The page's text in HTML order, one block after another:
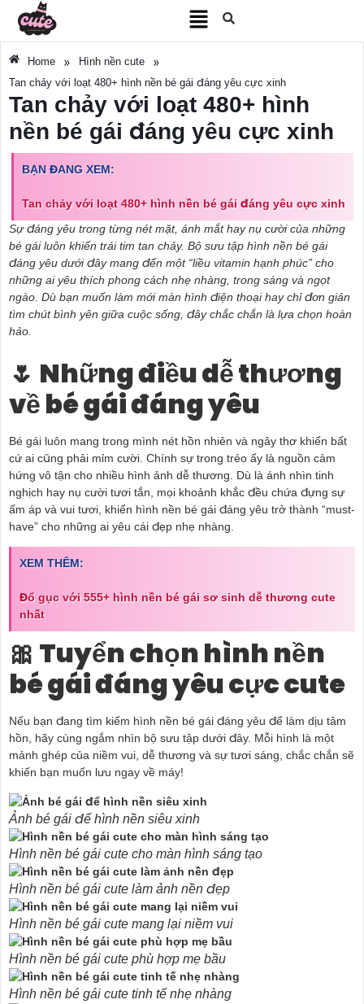
Home » Hình nền cute »
Tan chảy với loạt 480+ hình nền bé gái đáng yêu cực xinh
Tan chảy với loạt 480+ hình
nền bé gái đáng yêu cực xinh
BẠN ĐANG XEM:
Tan chảy với loạt 480+ hình nền bé gái đáng yêu cực xinh
Sự đáng yêu trong từng nét mặt, ánh mắt hay nụ cười của những
bé gái luôn khiến trái tim tan chảy. Bộ sưu tập hình nền bé gái
đáng yêu dưới đây mang đến một “liều vitamin hạnh phúc” cho
những ai yêu thích phong cách nhẹ nhàng, trong sáng và ngọt
ngào. Dù bạn muốn làm mới màn hình điện thoại hay chỉ đơn giản
tìm chút bình yên giữa cuộc sống, đây chắc chắn là lựa chọn hoàn
hảo.
🌷 Những điều dễ thương
về bé gái đáng yêu
Bé gái luôn mang trong mình nét hồn nhiên và ngây thơ khiến bất
cứ ai cũng phải mỉm cười. Chính sự trong trẻo ấy là nguồn cảm
hứng vô tận cho nhiều hình ảnh dễ thương. Dù là ánh nhìn tinh
nghịch hay nụ cười tươi tắn, mọi khoảnh khắc đều chứa đựng sự
ấm áp và vui tươi, khiến hình nền bé gái đáng yêu trở thành “must-
have” cho những ai yêu cái đẹp nhẹ nhàng.
XEM THÊM:
Đổ gục với 555+ hình nền bé gái sơ sinh dễ thương cute
nhất
🎀 Tuyển chọn hình nền
bé gái đáng yêu cực cute
Nếu bạn đang tìm kiếm hình nền bé gái đáng yêu để làm dịu tâm
hồn, hãy cùng ngắm nhìn bộ sưu tập dưới đây. Mỗi hình là một
mảnh ghép của niềm vui, dễ thương và sự tươi sáng, chắc chắn sẽ
khiến bạn muốn lưu ngay về máy!
Ảnh bé gái để hình nền siêu xinh
Hình nền bé gái cute cho màn hình sáng tạo
Hình nền bé gái cute làm ảnh nền đẹp
Hình nền bé gái cute mang lại niềm vui
Hình nền bé gái cute phù hợp mẹ bầu
Hình nền bé gái cute tinh tế nhẹ nhàng